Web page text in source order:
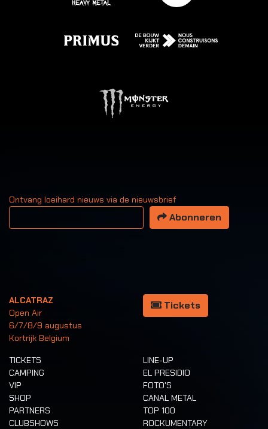
Ontvang loeihard nieuws via de nieuwsbrief
Uw email adres
Abonneren
ALCATRAZ
Open Air
6/7/8/9 augustus
Kortrijk Belgium
Tickets
TICKETS
CAMPING
VIP
SHOP
PARTNERS
CLUBSHOWS
LINE-UP
EL PRESIDIO
FOTO'S
CANAL METAL
TOP 100
ROCKUMENTARY